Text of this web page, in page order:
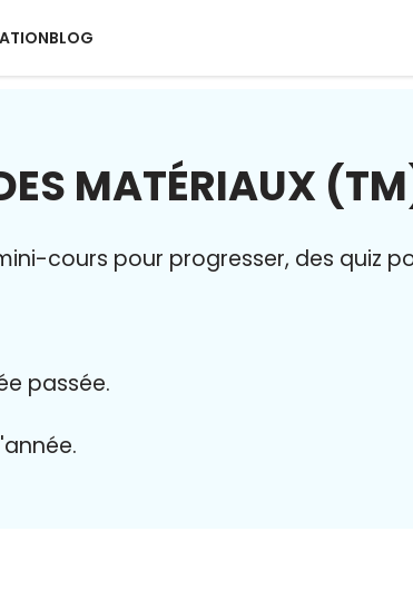
BLOG
MATÉRIAUX
cours pour progresser, des quiz
passée.